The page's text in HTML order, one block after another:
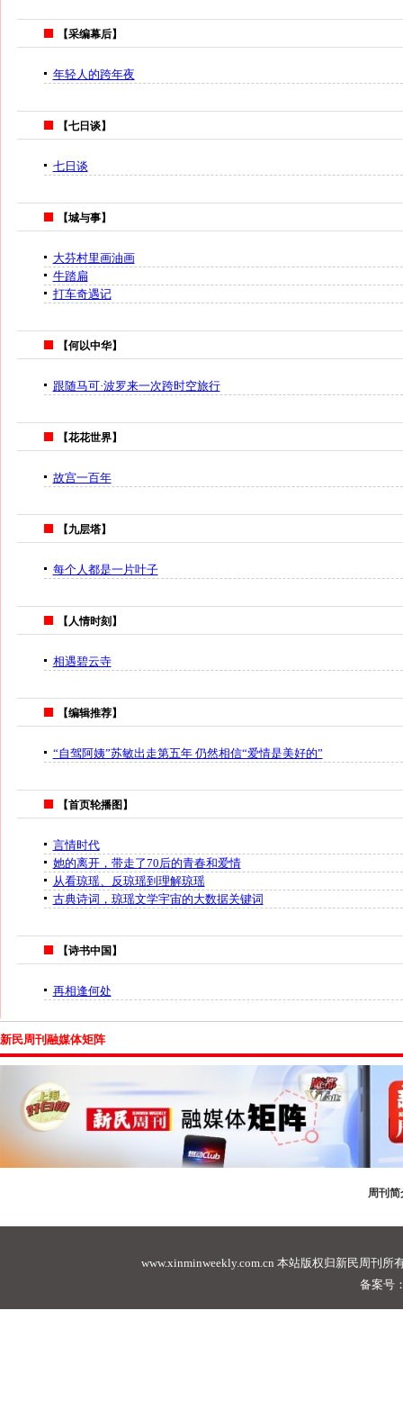
【采编幕后】
年轻人的跨年夜
【七日谈】
七日谈
【城与事】
大芬村里画油画
牛踏扁
打车奇遇记
【何以中华】
跟随马可·波罗来一次跨时空旅行
【花花世界】
故宫一百年
【九层塔】
每个人都是一片叶子
【人情时刻】
相遇碧云寺
【编辑推荐】
“自驾阿姨”苏敏出走第五年 仍然相信“爱情是美好的”
【首页轮播图】
言情时代
她的离开，带走了70后的青春和爱情
从看琼瑶、反琼瑶到理解琼瑶
古典诗词，琼瑶文学宇宙的大数据关键词
【诗书中国】
再相逢何处
新民周刊融媒体矩阵
周刊简
www.xinminweekly.com.cn 本站版权归新民周刊所
备案号